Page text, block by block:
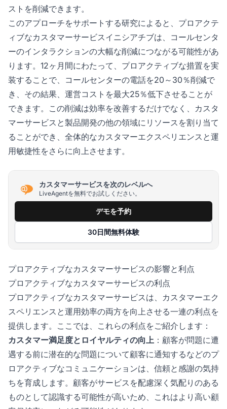
ストを削減できます。
このアプローチをサポートする研究によると、プロアクテ
ィブなカスタマーサービスイニシアチブは、コールセンタ
ーのインタラクションの大幅な削減につながる可能性があ
ります。12ヶ月間にわたって、プロアクティブな措置を実
装することで、コールセンターの電話を20～30％削減で
き、その結果、運営コストを最大25％低下させることが
できます。この削減は効率を改善するだけでなく、カスタ
マーサービスと製品開発の他の領域にリソースを割り当て
ることができ、全体的なカスタマーエクスペリエンスと運
用敏捷性をさらに向上させます。
カスタマーサービスを次のレベルへ
LiveAgentを無料でお試しください。
デモを予約
30日間無料体験
プロアクティブなカスタマーサービスの影響と利点
プロアクティブなカスタマーサービスの利点
プロアクティブなカスタマーサービスは、カスタマーエク
スペリエンスと運用効率の両方を向上させる一連の利点を
提供します。ここでは、これらの利点をご紹介します：
カスタマー満足度とロイヤルティの向上 ：顧客が問題に遭
遇する前に潜在的な問題について顧客に通知するなどのプ
ロアクティブなコミュニケーションは、信頼と感謝の気持
ちを育成します。顧客がサービスを配慮深く気配りのある
ものとして認識する可能性が高いため、これはより高い顧